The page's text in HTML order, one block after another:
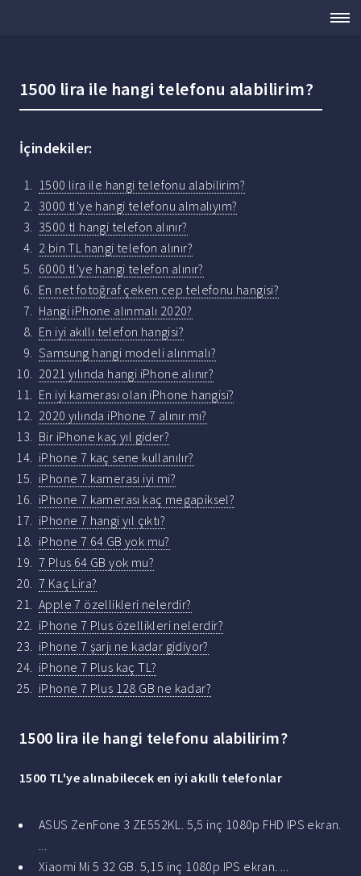
1500 lira ile hangi telefonu alabilirim?
İçindekiler:
1500 lira ile hangi telefonu alabilirim?
3000 tl'ye hangi telefonu almalıyım?
3500 tl hangi telefon alınır?
2 bin TL hangi telefon alınır?
6000 tl'ye hangi telefon alınır?
En net fotoğraf çeken cep telefonu hangisi?
Hangi iPhone alınmalı 2020?
En iyi akıllı telefon hangisi?
Samsung hangi modeli alınmalı?
2021 yılında hangi iPhone alınır?
En iyi kamerası olan iPhone hangisi?
2020 yılında iPhone 7 alınır mı?
Bir iPhone kaç yıl gider?
iPhone 7 kaç sene kullanılır?
iPhone 7 kamerası iyi mi?
iPhone 7 kamerası kaç megapiksel?
iPhone 7 hangi yıl çıktı?
iPhone 7 64 GB yok mu?
7 Plus 64 GB yok mu?
7 Kaç Lira?
Apple 7 özellikleri nelerdir?
iPhone 7 Plus özellikleri nelerdir?
iPhone 7 şarjı ne kadar gidiyor?
iPhone 7 Plus kaç TL?
iPhone 7 Plus 128 GB ne kadar?
1500 lira ile hangi telefonu alabilirim?
1500 TL'ye alınabilecek en iyi akıllı telefonlar
ASUS ZenFone 3 ZE552KL. 5,5 inç 1080p FHD IPS ekran.
...
Xiaomi Mi 5 32 GB. 5,15 inç 1080p IPS ekran. ...